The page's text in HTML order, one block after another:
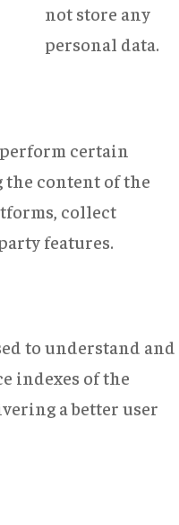
not store any
personal data.
certain
content of the
collect
features.
to understand and
indexes of the
a better user